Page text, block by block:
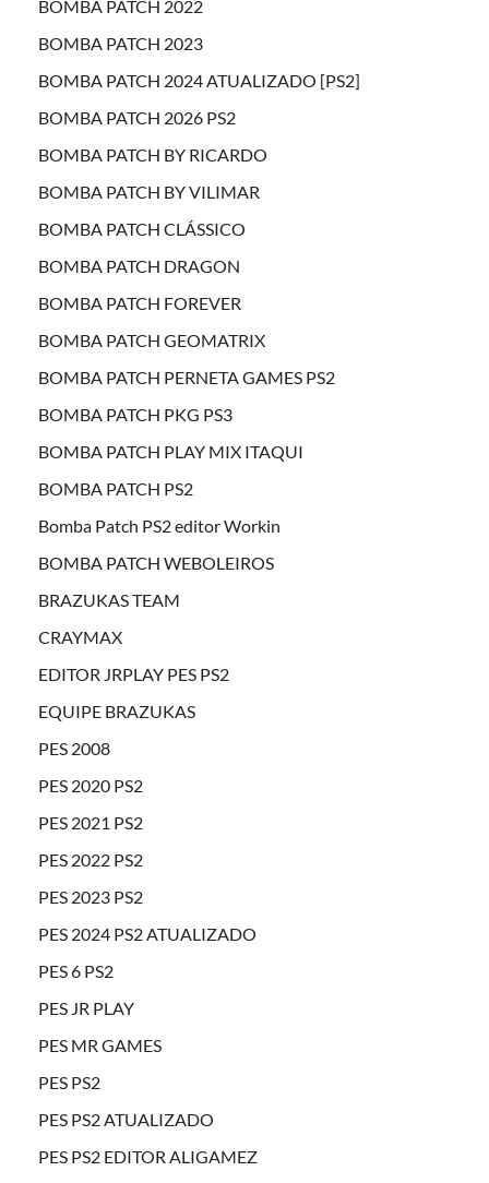
BOMBA PATCH 2022
BOMBA PATCH 2023
BOMBA PATCH 2024 ATUALIZADO [PS2]
BOMBA PATCH 2026 PS2
BOMBA PATCH BY RICARDO
BOMBA PATCH BY VILIMAR
BOMBA PATCH CLÁSSICO
BOMBA PATCH DRAGON
BOMBA PATCH FOREVER
BOMBA PATCH GEOMATRIX
BOMBA PATCH PERNETA GAMES PS2
BOMBA PATCH PKG PS3
BOMBA PATCH PLAY MIX ITAQUI
BOMBA PATCH PS2
Bomba Patch PS2 editor Workin
BOMBA PATCH WEBOLEIROS
BRAZUKAS TEAM
CRAYMAX
EDITOR JRPLAY PES PS2
EQUIPE BRAZUKAS
PES 2008
PES 2020 PS2
PES 2021 PS2
PES 2022 PS2
PES 2023 PS2
PES 2024 PS2 ATUALIZADO
PES 6 PS2
PES JR PLAY
PES MR GAMES
PES PS2
PES PS2 ATUALIZADO
PES PS2 EDITOR ALIGAMEZ